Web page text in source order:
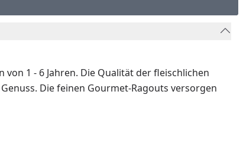
1 - 6 Jahren. Die Qualität der fleischlichen
Die feinen Gourmet-Ragouts versorgen